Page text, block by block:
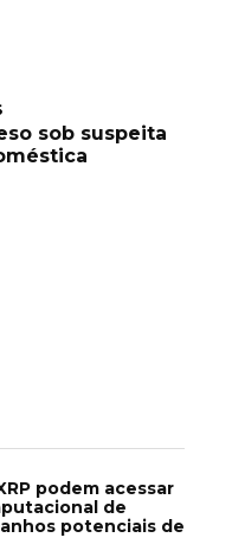
sob suspeita
podem acessar
de
potenciais de